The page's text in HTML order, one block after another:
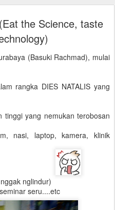
the Science, taste
(Basuki Rachmad), mulai
rangka DIES NATALIS yang
tinggi yang nemukan terobosan
nasi, laptop, kamera, klinik
nglindur)
seru....etc